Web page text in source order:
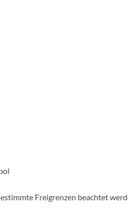
Freigrenzen beachtet